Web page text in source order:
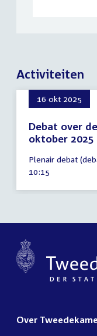
Activiteiten
16 okt 2025
Debat over
oktober 2025
oktober
2025
Plenair debat
Tijd
10:15
Over